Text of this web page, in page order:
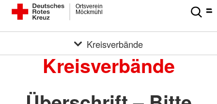
Möckmühl
Ortsverein
Kreisverbände
Kreisverbände